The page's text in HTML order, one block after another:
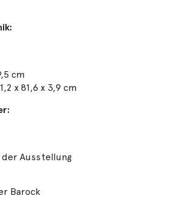
cm
x 81,6 x 3,9 cm
Ausstellung
Barock